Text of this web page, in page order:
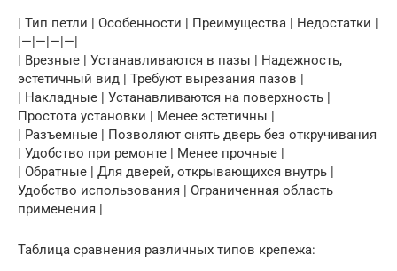
| Тип петли | Особенности | Преимущества | Недостатки |
|—|—|—|—|
| Врезные | Устанавливаются в пазы | Надежность,
эстетичный вид | Требуют вырезания пазов |
| Накладные | Устанавливаются на поверхность |
Простота установки | Менее эстетичны |
| Разъемные | Позволяют снять дверь без откручивания
| Удобство при ремонте | Менее прочные |
| Обратные | Для дверей, открывающихся внутрь |
Удобство использования | Ограниченная область
применения |
Таблица сравнения различных типов крепежа: